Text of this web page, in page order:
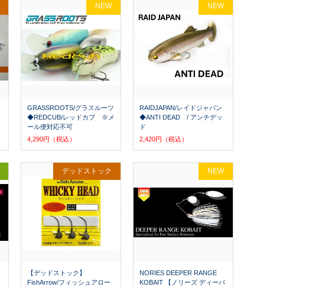
GRASSROOTS/グラスルーツ
◆REDCUB/レッドカブ ※メ
ール便対応不可
4,290円（税込）
NEW
RAIDJAPAN/レイドジャパン
◆ANTI DEAD / アンチデッ
ド
2,420円（税込）
NEW
【デッドストック】
FishArrow/フィッシュアロー
デッドストック
NORIES DEEPER RANGE
KOBAIT 【ノリーズ ディーパ
NEW